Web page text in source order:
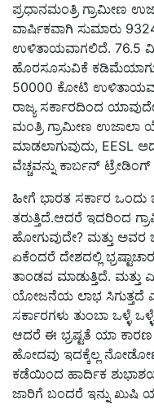
ಪ್ರಧಾನಮಂತ್ರಿ ಗ್ರಾಮೀಣ
ವಾರ್ಷಿಕವಾಗಿ ಸುಮಾರು
ಉಳಿತಾಯವಾಗಲಿದೆ. 76.5
ಹೊರಸೂಸುವಿಕೆ
50000 ಕೋಟಿ
ರಾಜ್ಯ ಸರ್ಕಾರದಿಂದ
ಮಂತ್ರಿ ಗ್ರಾಮೀಣ ಉಜಾಲಾ
ಮಾಡಲಾಗುವುದು, EESL
ವೆಚ್ಚವನ್ನು ಕಾರ್ಬನ್
ಹೀಗೆ ಭಾರತ ಸರ್ಕಾರ
ತರುತ್ತಿದೆ.ಆದರೆ ಇದರಿಂದ
ಹೋಗುವುದೇ? ಮತ್ತು ಅವರ
ಏಕೆಂದರೆ ದೇಶದಲ್ಲಿ
ತಾಂಡವ ಮಾಡುತ್ತಿದೆ. ಮತ್ತು
ಯೋಜನೆಯ ಲಾಭ ಸಿಗುತ್ತದೆ
ಸರ್ಕಾರಗಳು ತುಂಬಾ ಒಳ್ಳೆ
ಆದರೆ ಈ ಭ್ರಷ್ಟತೆ ಯಾ
ಹೋದವು ಇದಕ್ಕೆಲ್ಲ
ಕಡೆಯಿಂದ ಹಾರ್ದಿಕ
ಜಾರಿಗೆ ಬಂದರೆ ಇನ್ನು ಖುಷಿ